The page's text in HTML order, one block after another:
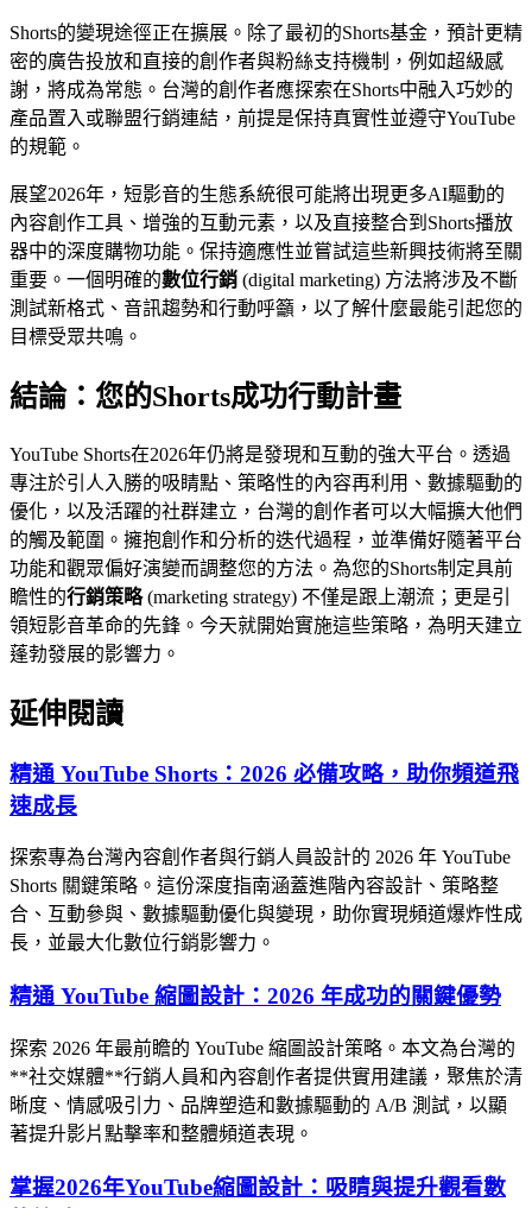
Shorts的變現途徑正在擴展。除了最初的Shorts基金，預計更精
密的廣告投放和直接的創作者與粉絲支持機制，例如超級感
謝，將成為常態。台灣的創作者應探索在Shorts中融入巧妙的
產品置入或聯盟行銷連結，前提是保持真實性並遵守YouTube
的規範。
展望2026年，短影音的生態系統很可能將出現更多AI驅動的
內容創作工具、增強的互動元素，以及直接整合到Shorts播放
器中的深度購物功能。保持適應性並嘗試這些新興技術將至關
重要。一個明確的數位行銷 (digital marketing) 方法將涉及不斷
測試新格式、音訊趨勢和行動呼籲，以了解什麼最能引起您的
目標受眾共鳴。
結論：您的Shorts成功行動計畫
YouTube Shorts在2026年仍將是發現和互動的強大平台。透過
專注於引人入勝的吸睛點、策略性的內容再利用、數據驅動的
優化，以及活躍的社群建立，台灣的創作者可以大幅擴大他們
的觸及範圍。擁抱創作和分析的迭代過程，並準備好隨著平台
功能和觀眾偏好演變而調整您的方法。為您的Shorts制定具前
瞻性的行銷策略(marketing strategy) 不僅是跟上潮流；更是引
領短影音革命的先鋒。今天就開始實施這些策略，為明天建立
蓬勃發展的影響力。
延伸閱讀
精通 YouTube Shorts：2026 必備攻略，助你頻道飛
速成長
探索專為台灣內容創作者與行銷人員設計的 2026 年 YouTube
Shorts 關鍵策略。這份深度指南涵蓋進階內容設計、策略整
合、互動參與、數據驅動優化與變現，助你實現頻道爆炸性成
長，並最大化數位行銷影響力。
精通 YouTube 縮圖設計：2026 年成功的關鍵優勢
探索 2026 年最前瞻的 YouTube 縮圖設計策略。本文為台灣的
**社交媒體**行銷人員和內容創作者提供實用建議，聚焦於清
晰度、情感吸引力、品牌塑造和數據驅動的 A/B 測試，以顯
著提升影片點擊率和整體頻道表現。
掌握2026年YouTube縮圖設計：吸睛與提升觀看數